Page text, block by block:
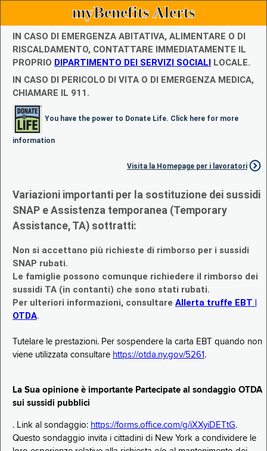
myBenefits Alerts
IN CASO DI EMERGENZA ABITATIVA, ALIMENTARE O DI
RISCALDAMENTO, CONTATTARE IMMEDIATAMENTE IL
PROPRIO DIPARTIMENTO DEI SERVIZI SOCIALI LOCALE.
IN CASO DI PERICOLO DI VITA O DI EMERGENZA MEDICA,
CHIAMARE IL 911.
You have the power to Donate Life. Click here for more
information
Visita la Homepage per i lavoratori
Variazioni importanti per la sostituzione dei sussidi
SNAP e Assistenza temporanea (Temporary
Assistance, TA) sottratti:
Non si accettano più richieste di rimborso per i sussidi
SNAP rubati.
Le famiglie possono comunque richiedere il rimborso dei
sussidi TA (in contanti) che sono stati rubati.
Per ulteriori informazioni, consultare Allerta truffe EBT |
OTDA.
Tutelare le prestazioni. Per sospendere la carta EBT quando non
viene utilizzata consultare https://otda.ny.gov/5261 .
La Sua opinione è importante Partecipate al sondaggio OTDA
sui sussidi pubblici
. Link al sondaggio: https://forms.office.com/g/iXXyiDETtG.
Questo sondaggio invita i cittadini di New York a condividere le